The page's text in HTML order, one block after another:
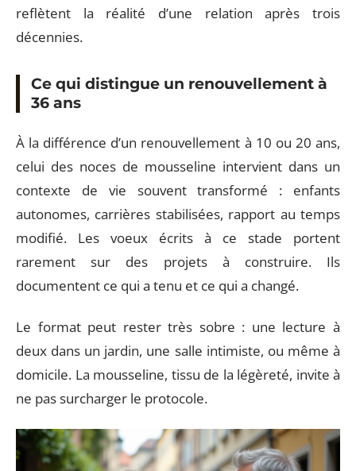
reflètent la réalité d’une relation après trois
décennies.
Ce qui distingue un renouvellement à
36 ans
À la différence d’un renouvellement à 10 ou 20 ans,
celui des noces de mousseline intervient dans un
contexte de vie souvent transformé : enfants
autonomes, carrières stabilisées, rapport au temps
modifié. Les voeux écrits à ce stade portent
rarement sur des projets à construire. Ils
documentent ce qui a tenu et ce qui a changé.
Le format peut rester très sobre : une lecture à
deux dans un jardin, une salle intimiste, ou même à
domicile. La mousseline, tissu de la légèreté, invite à
ne pas surcharger le protocole.